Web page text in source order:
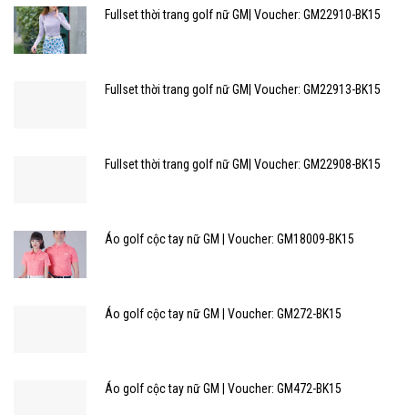
Fullset thời trang golf nữ GM| Voucher: GM22910-BK15
Fullset thời trang golf nữ GM| Voucher: GM22913-BK15
Fullset thời trang golf nữ GM| Voucher: GM22908-BK15
Áo golf cộc tay nữ GM | Voucher: GM18009-BK15
Áo golf cộc tay nữ GM | Voucher: GM272-BK15
Áo golf cộc tay nữ GM | Voucher: GM472-BK15